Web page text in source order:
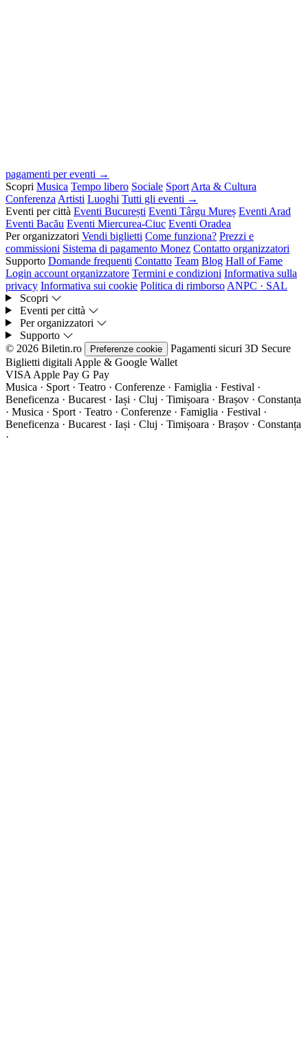
pagamenti per eventi →
Scopri Musica Tempo libero Sociale Sport Arta & Cultura
Conferenza Artisti Luoghi Tutti gli eventi →
Eventi per città Eventi București Eventi Târgu Mureș Eventi Arad
Eventi Bacău Eventi Miercurea-Ciuc Eventi Oradea
Per organizzatori Vendi biglietti Come funziona? Prezzi e
commissioni Sistema di pagamento Monez Contatto organizzatori
Supporto Domande frequenti Contatto Team Blog Hall of Fame
Login account organizzatore Termini e condizioni Informativa sulla
privacy Informativa sui cookie Politica di rimborso ANPC · SAL
Scopri
Eventi per città
Per organizzatori
Supporto
© 2026 Biletin.ro
Preferenze cookie Pagamenti sicuri 3D Secure
Biglietti digitali Apple & Google Wallet
VISA Apple Pay G Pay
Musica · Sport · Teatro · Conferenze · Famiglia · Festival ·
Beneficenza · Bucarest · Iași · Cluj · Timișoara · Brașov · Constanța
· Musica · Sport · Teatro · Conferenze · Famiglia · Festival ·
Beneficenza · Bucarest · Iași · Cluj · Timișoara · Brașov · Constanța
·